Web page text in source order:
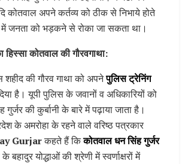
कोतवाल अपने कर्तव्य को ठीक से निभाये होते
जनता को भड़कने से रोका जा सकता था।
कोतवाल की गौरवगाथा:
शहीद की गौरव गाथा को अपनेपुलिस ट्रेनिंग
है। यूपी पुलिस के जवानों व अधिकारियों को
की कुर्बानी के बारे में पढ़ाया जाता है।
के अमरोहा के रहने वाले वरिष्ठ पत्रकार
Gurjarकहते हैं किकोतवाल धन सिंह गुर्जर
बहादुर योद्धाओं की श्रेणी में स्वर्णाक्षरों में